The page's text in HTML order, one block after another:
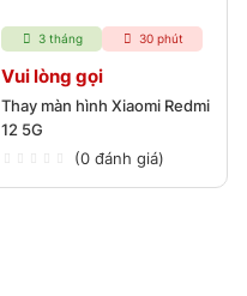
3 tháng 30 phút
Vui lòng gọi
Thay màn hình Xiaomi Redmi
12 5G
(0 đánh giá)